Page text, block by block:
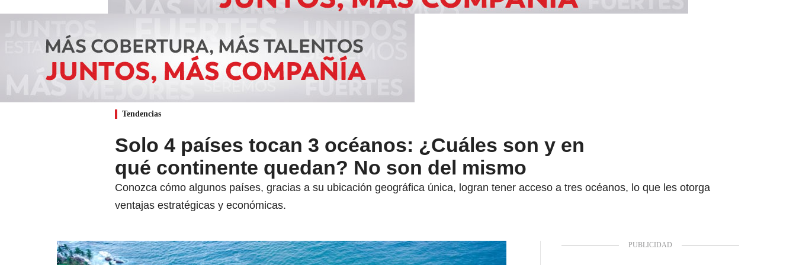
Tendencias
Solo 4 países tocan 3 océanos: ¿Cuáles son y en
qué continente quedan? No son del mismo
Conozca cómo algunos países, gracias a su ubicación geográfica única, logran tener acceso a tres océanos, lo que les otorga
ventajas estratégicas y económicas.